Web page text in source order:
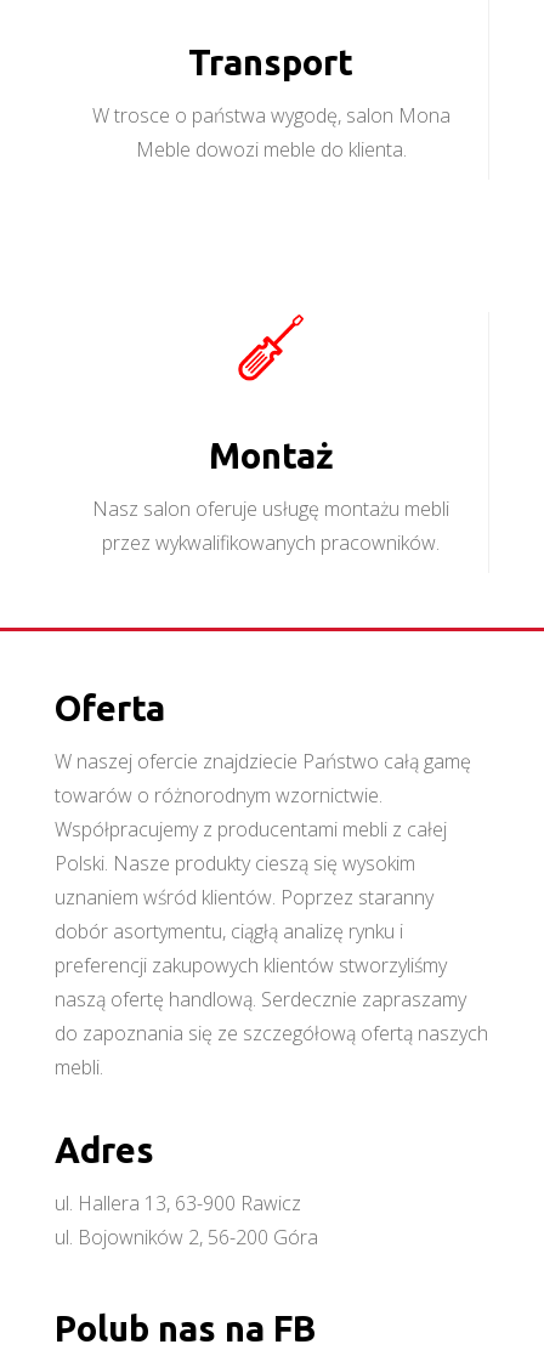
Transport
W trosce o państwa wygodę, salon Mona
Meble dowozi meble do klienta.
Montaż
Nasz salon oferuje usługę montażu mebli
przez wykwalifikowanych pracowników.
Oferta
W naszej ofercie znajdziecie Państwo całą gamę
towarów o różnorodnym wzornictwie.
Współpracujemy z producentami mebli z całej
Polski. Nasze produkty cieszą się wysokim
uznaniem wśród klientów. Poprzez staranny
dobór asortymentu, ciągłą analizę rynku i
preferencji zakupowych klientów stworzyliśmy
naszą ofertę handlową. Serdecznie zapraszamy
do zapoznania się ze szczegółową ofertą naszych
mebli.
Adres
ul. Hallera 13, 63-900 Rawicz
ul. Bojowników 2, 56-200 Góra
Polub nas na FB